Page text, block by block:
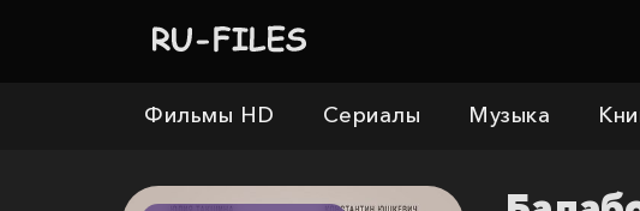
Фильмы HD Сериалы Музыка